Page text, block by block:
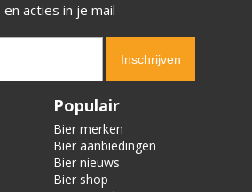
acties in je mail
Populair
Bier merken
Bier aanbiedingen
Bier nieuws
Bier shop